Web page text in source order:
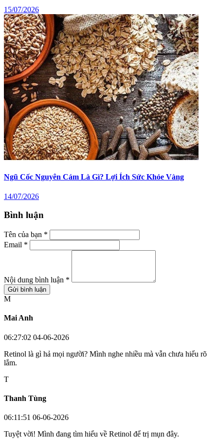
15/07/2026
Ngũ Cốc Nguyên Cám Là Gì? Lợi Ích Sức Khỏe Vàng
14/07/2026
Bình luận
Tên của bạn *
Email *
Nội dung bình luận *
Gửi bình luận
M
Mai Anh
06:27:02 04-06-2026
Retinol là gì hả mọi người? Mình nghe nhiều mà vẫn chưa hiểu rõ
lắm.
T
Thanh Tùng
06:11:51 06-06-2026
Tuyệt vời! Mình đang tìm hiểu về Retinol để trị mụn đây.